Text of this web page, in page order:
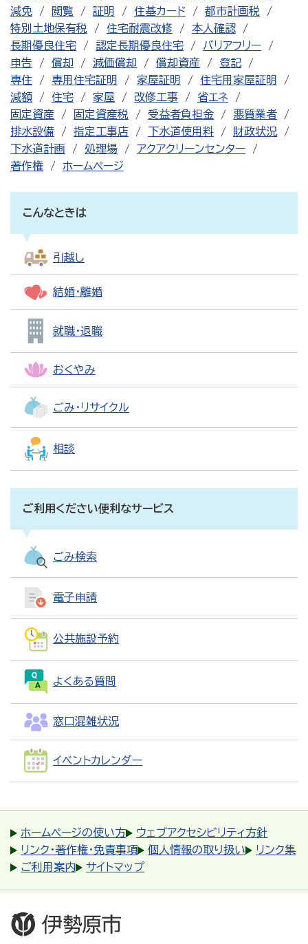
減免
閲覧 証明 住基カード
都市計画税
特別土地保有税
住宅耐震改修
本人確認
長期優良住宅
認定長期優良住宅
バリアフリー
申告
償却 減価償却 償却資産
登記
専住
専用住宅証明 家屋証明
住宅用家屋証明
減額
住宅 家屋 改修工事
省エネ
固定資産
固定資産税 受益者負担金
悪質業者
排水設備
指定工事店 下水道使用料
財政状況
下水道計画
処理場
アクアクリーンセンター
著作権
ホームページ
こんなときは
引越し
結婚・離婚
就職・退職
おくやみ
ごみ・リサイクル
相談
ご利用ください便利なサービス
ごみ検索
電子申請
公共施設予約
よくある質問
窓口混雑状況
イベントカレンダー
ホームページの使い方
ウェブアクセシビリティ方針
リンク・著作権・免責事項
個人情報の取り扱い
リンク集
ご利用案内
サイトマップ